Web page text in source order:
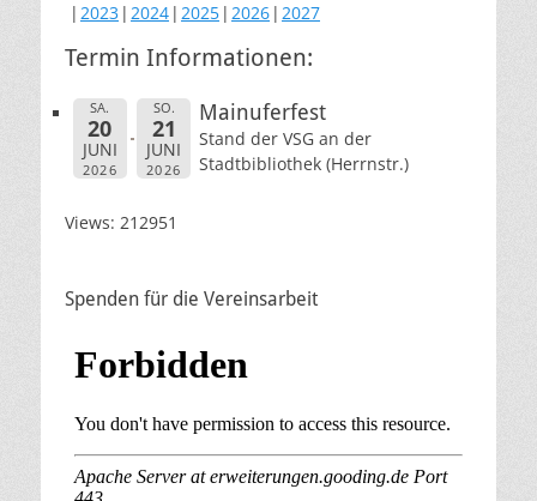
2023 2024 2025 2026 2027
Termin Informationen:
SA.
20
JUNI
2026
SO.
21
JUNI
2026
Mainuferfest
Stand der VSG an der
Stadtbibliothek (Herrnstr.)
Views: 212951
Spenden für die Vereinsarbeit